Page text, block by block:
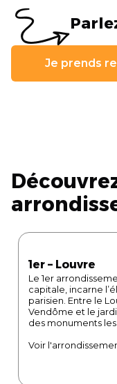
Je prends
1er – Louvre
Le 1er
capitale, incarne
parisien. Entre le
Vendôme et le
des monuments
Voir